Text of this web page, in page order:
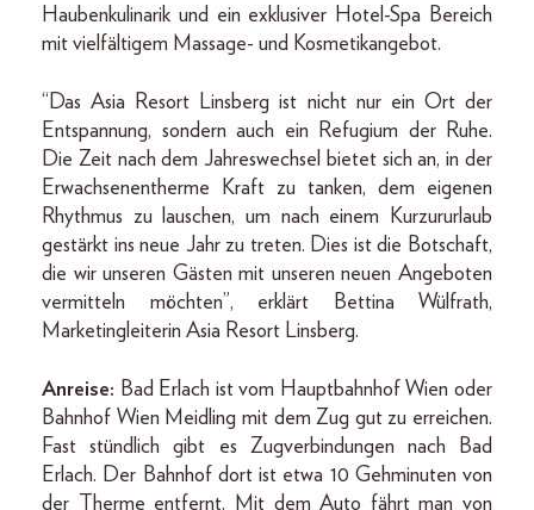
Haubenkulinarik und ein exklusiver Hotel-Spa Bereich
mit vielfältigem Massage- und Kosmetikangebot.
“Das Asia Resort Linsberg ist nicht nur ein Ort der
Entspannung, sondern auch ein Refugium der Ruhe.
Die Zeit nach dem Jahreswechsel bietet sich an, in der
Erwachsenentherme Kraft zu tanken, dem eigenen
Rhythmus zu lauschen, um nach einem Kurzururlaub
gestärkt ins neue Jahr zu treten. Dies ist die Botschaft,
die wir unseren Gästen mit unseren neuen Angeboten
vermitteln möchten”, erklärt Bettina Wülfrath,
Marketingleiterin Asia Resort Linsberg.
Anreise: Bad Erlach ist vom Hauptbahnhof Wien oder
Bahnhof Wien Meidling mit dem Zug gut zu erreichen.
Fast stündlich gibt es Zugverbindungen nach Bad
Erlach. Der Bahnhof dort ist etwa 10 Gehminuten von
der Therme entfernt. Mit dem Auto fährt man von